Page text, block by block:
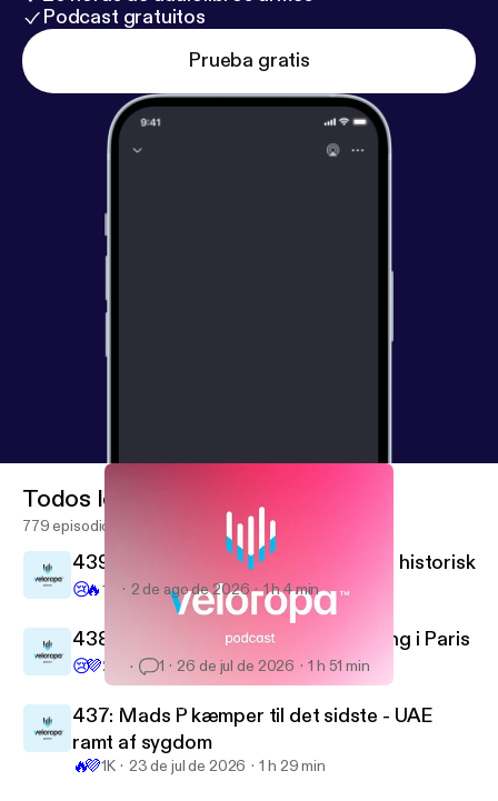
Podcast gratuitos
Prueba gratis
Veloropa Podcast
Todos los episodios
779 episodios
439: Wout-show i Danmark - Remco historisk
😢🔥16 2 de ago de 2026 1 h 4 min
438: Historisk Mads P - vild afslutning i Paris
😢💜251 1 26 de jul de 2026 1 h 51 min
437: Mads P kæmper til det sidste - UAE
ramt af sygdom
🔥💜1K 23 de jul de 2026 1 h 29 min